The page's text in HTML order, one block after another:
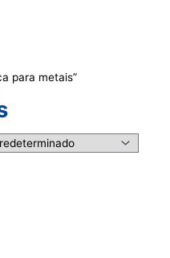
para metais”